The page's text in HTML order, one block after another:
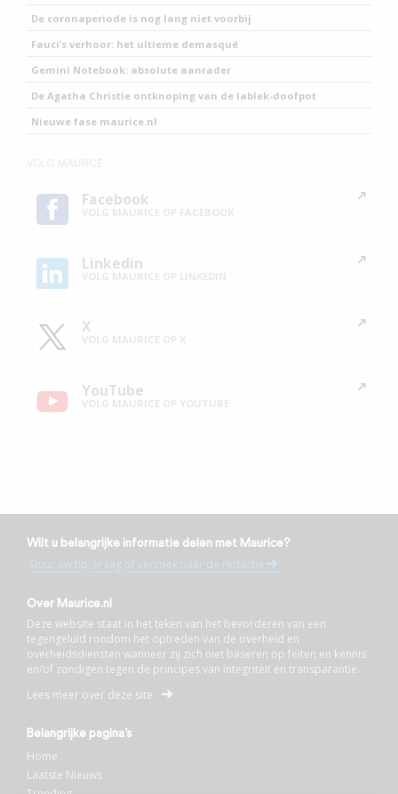
De coronaperiode is nog lang niet voorbij
Fauci’s verhoor: het ultieme demasqué
Gemini Notebook: absolute aanrader
De Agatha Christie ontknoping van de lablek-doofpot
Nieuwe fase maurice.nl
Facebook
Linkedin
X
YouTube
Wilt u belangrijke informatie delen met Maurice?
Stuur uw tip, vraag of verzoek naar de redactie
Over Maurice.nl
Deze website staat in het teken van het bevorderen van een
tegengeluid rondom het optreden van de overheid en
overheidsdiensten wanneer zij zich niet baseren op feiten en kennis
en/of zondigen tegen de principes van integriteit en transparantie.
Lees meer over deze site
Belangrijke pagina’s
Home
Laatste Nieuws